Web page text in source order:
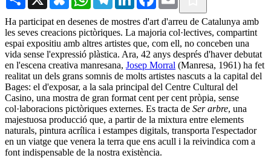
Ha participat en desenes de mostres d'art d'arreu de Catalunya amb
les seves creacions pictòriques. La majoria col·lectives, compartint
espai expositiu amb altres artistes que, com ell, no conceben una
vida sense l'expressió plàstica. Ara, 42 anys després d'haver debutat
en l'escena creativa manresana, Josep Morral (Manresa, 1961) ha fet
realitat un dels grans somnis de molts artistes nascuts a la capital del
Bages: el d'exposar, a la sala principal del Centre Cultural del
Casino, una mostra de gran format cent per cent pròpia, sense
col·laboracions pictòriques externes. Es tracta de Ser arbre, una
majestuosa producció que, a partir de la mixtura entre elements
naturals, pintura acrílica i estampes digitals, transporta l'espectador
en un viatge que venera la terra que ens acull i la reivindica com a
font indispensable de la nostra existència.